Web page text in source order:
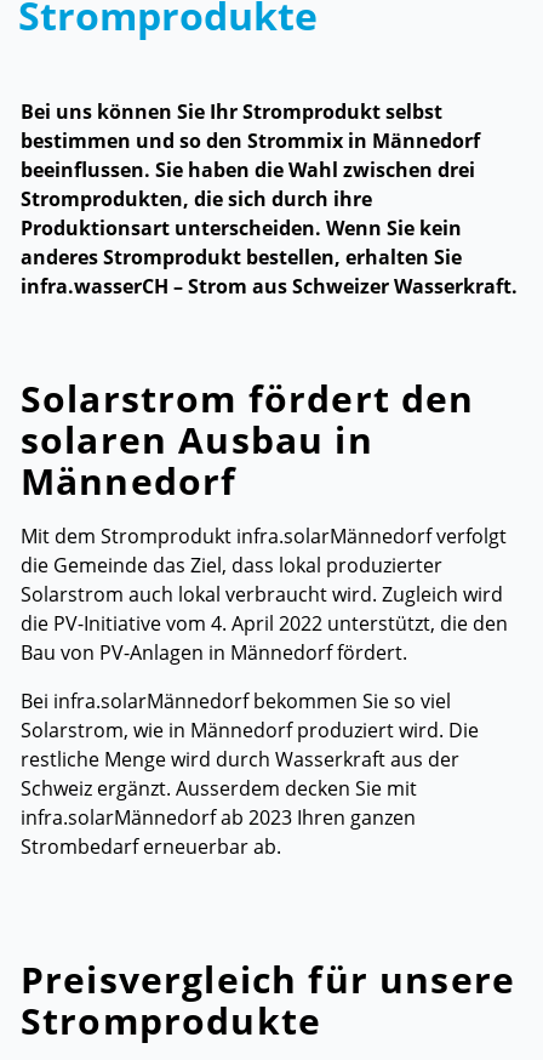
Stromprodukte
Bei uns können Sie Ihr Stromprodukt selbst
bestimmen und so den Strommix in Männedorf
beeinflussen. Sie haben die Wahl zwischen drei
Stromprodukten, die sich durch ihre
Produktionsart unterscheiden. Wenn Sie kein
anderes Stromprodukt bestellen, erhalten Sie
infra.wasserCH – Strom aus Schweizer Wasserkraft.
Solarstrom fördert den
solaren Ausbau in
Männedorf
Mit dem Stromprodukt infra.solarMännedorf verfolgt
die Gemeinde das Ziel, dass lokal produzierter
Solarstrom auch lokal verbraucht wird. Zugleich wird
die PV-Initiative vom 4. April 2022 unterstützt, die den
Bau von PV-Anlagen in Männedorf fördert.
Bei infra.solarMännedorf bekommen Sie so viel
Solarstrom, wie in Männedorf produziert wird. Die
restliche Menge wird durch Wasserkraft aus der
Schweiz ergänzt. Ausserdem decken Sie mit
infra.solarMännedorf ab 2023 Ihren ganzen
Strombedarf erneuerbar ab.
Preisvergleich für unsere
Stromprodukte
Zugehörige Objekte